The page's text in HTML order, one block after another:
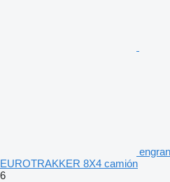
EUROTRAKKER 8X4 camión
6